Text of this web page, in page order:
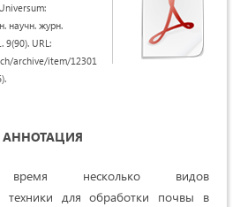
научн. журн.
URL:
archive/item/12301
АННОТАЦИЯ
несколько видов
техники для обработки почвы в